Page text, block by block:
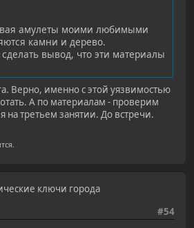
амулеты моими любимыми
камни и дерево.
вывод, что эти материалы
Верно, именно с этой уязвимостью
А по материалам - проверим
третьем занятии. До встречи.
ключи города
#54